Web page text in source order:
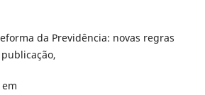
da Previdência: novas regras